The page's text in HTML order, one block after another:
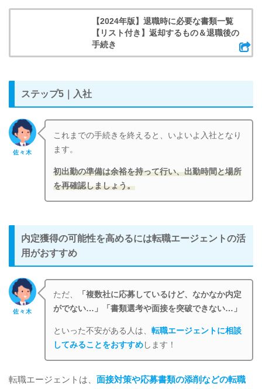
【2024年版】退職時に必要な書類一覧
【リスト付き】返却するもの＆退職後の
手続き
ステップ5｜入社
佐々木
これまでの手続きを終えると、いよいよ入社となり
ます。
初出勤の準備は余裕を持って行い、出勤時間と場所
を再確認しましょう。
内定獲得の可能性を高めるには転職エージェントの活
用がおすすめ
佐々木
ただ、
「複数社に応募しているけど、なかなか内定
がでない…」「書類選考や面接を突破できない…」
といった不安がある人は、転職エージェントに相談
してみることをおすすめ します！
転職エージェントは、 面接対策や応募書類の添削などの転職